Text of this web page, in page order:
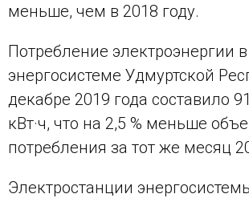
меньше, чем в 2018 году.
Потребление электроэнергии в
энергосистеме Удмуртской
декабре 2019 года составило
кВт·ч, что на 2,5 % меньше
потребления за тот же месяц
Электростанции